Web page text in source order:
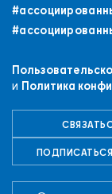
и Политика